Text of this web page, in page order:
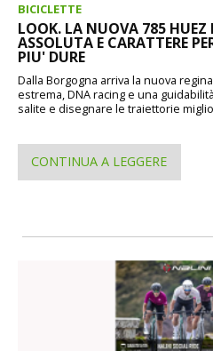
BICICLETTE
LOOK. LA NUOVA 785 HUEZ
ASSOLUTA E CARATTERE
PIU' DURE
Dalla Borgogna arriva la nuova
estrema, DNA racing e una
salite e disegnare le traiettorie
CONTINUA A LEGGERE